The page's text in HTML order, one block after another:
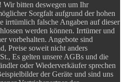
Wir bitten deswegen um Ihr
Sorgfalt aufgrund der hohen
irrtümlich falsche Angaben auf dieser
werden können. Irrtümer und
vorbehalten. Angebote sind
Preise soweit nicht anders
Es gelten unsere AGBs und die
oder Wiederverkäufer sprechen
der Geräte und sind uns